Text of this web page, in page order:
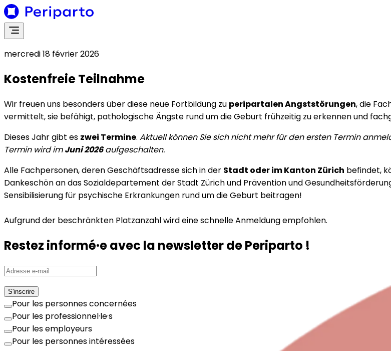
mercredi 18 février 2026
Kostenfreie Teilnahme
Wir freuen uns besonders über diese neue Fortbildung zu peripartalen Angststörungen, die
vermittelt, sie befähigt, pathologische Ängste rund um die Geburt frühzeitig zu erkennen und
Dieses Jahr gibt es zwei Termine. Aktuell können Sie sich nicht mehr für den ersten Termin
Termin wird imJuni 2026aufgeschalten.
Alle Fachpersonen, deren Geschäftsadresse sich in der Stadt oder im Kanton Zürich befindet,
Dankeschön an das Sozialdepartement der Stadt Zürich und Prävention und
Sensibilisierung für psychische Erkrankungen rund um die Geburt beitragen!
Aufgrund der beschränkten Platzanzahl wird eine schnelle Anmeldung empfohlen.
Restez informé·e avec la newsletter de Periparto !
S'inscrire
Pour les personnes concernées
Pour les professionnel·le·s
Pour les employeurs
Pour les personnes intéressées